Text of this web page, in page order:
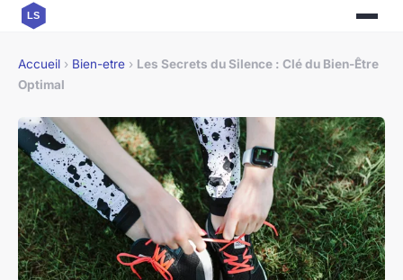
Accueil › Bien-etre › Les Secrets du Silence : Clé du Bien-Être
Optimal